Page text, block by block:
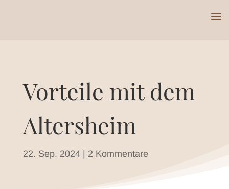
Vorteile mit dem
Altersheim
22. Sep. 2024| 2 Kommentare